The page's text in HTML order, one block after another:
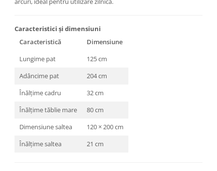
Caracteristici și dimensiuni
Caracteristică
Dimensiune
Lungime pat
125 cm
Adâncime pat
204 cm
Înălțime cadru
32 cm
Înălțime tăblie mare
80 cm
Dimensiune saltea
120 × 200 cm
Înălțime saltea
21 cm